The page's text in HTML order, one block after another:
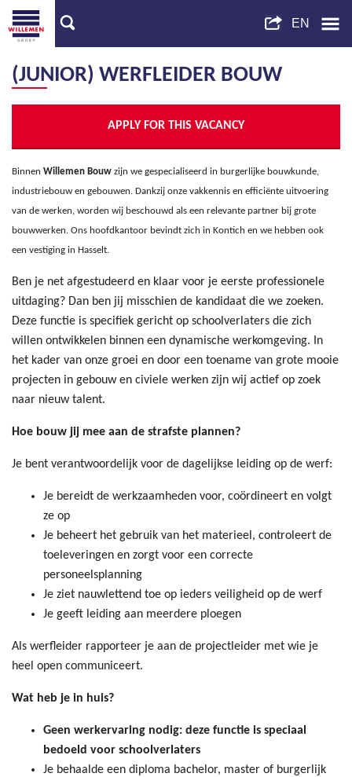
(JUNIOR) WERFLEIDER BOUW
APPLY FOR THIS VACANCY
Binnen Willemen Bouw zijn we gespecialiseerd in burgerlijke bouwkunde,
industriebouw en gebouwen. Dankzij onze vakkennis en efficiënte uitvoering
van de werken, worden wij beschouwd als een relevante partner bij grote
bouwwerken. Ons hoofdkantoor bevindt zich in Kontich en we hebben ook
een vestiging in Hasselt.
Ben je net afgestudeerd en klaar voor je eerste professionele
uitdaging? Dan ben jij misschien de kandidaat die we zoeken.
Deze functie is specifiek gericht op schoolverlaters die zich
willen ontwikkelen binnen een dynamische werkomgeving. In
het kader van onze groei en door een toename van grote mooie
projecten in gebouw en civiele werken zijn wij actief op zoek
naar nieuw talent.
Hoe bouw jij mee aan de strafste plannen?
Je bent verantwoordelijk voor de dagelijkse leiding op de werf:
Je bereidt de werkzaamheden voor, coördineert en volgt
ze op
Je beheert het gebruik van het materieel, controleert de
toeleveringen en zorgt voor een correcte
personeelsplanning
Je ziet nauwlettend toe op ieders veiligheid op de werf
Je geeft leiding aan meerdere ploegen
Als werfleider rapporteer je aan de projectleider met wie je
heel open communiceert.
Wat heb je in huis?
Geen werkervaring nodig: deze functie is speciaal
bedoeld voor schoolverlaters
Je behaalde een diploma bachelor, master of burgerlijk